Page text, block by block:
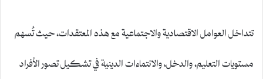
تتداخل العوامل الاقتصادية والاجتماعية مع هذه المعتقدات، حيث تُسهم
مستويات التعليم، والدخل، والانتماءات الدينية في تشكيل تصور الأفراد